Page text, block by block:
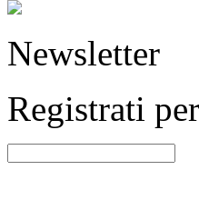
Newsletter
Registrati